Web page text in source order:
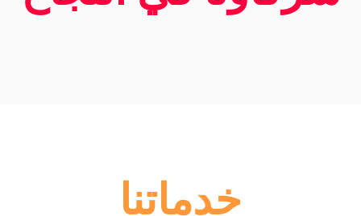
خدماتنا